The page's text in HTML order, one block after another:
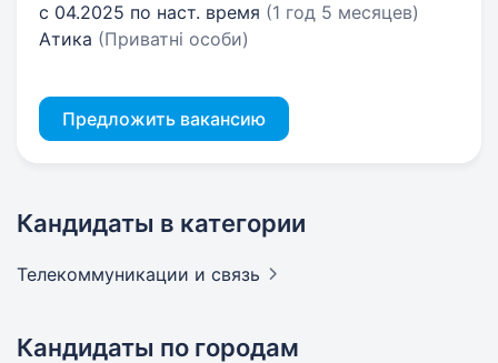
с 04.2025 по наст. время (1 год 5 месяцев)
Атика (Приватні особи)
Предложить вакансию
Кандидаты в категории
Телекоммуникации и связь
Кандидаты по городам